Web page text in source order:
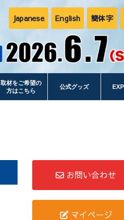
Japanese English 簡体字
取材をご希望の
方はこちら
公式グッズ
お問い合わせ
マイページ